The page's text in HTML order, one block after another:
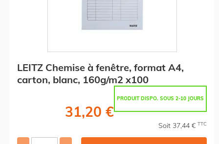
LEITZ Chemise à fenêtre, format A4,
carton, blanc, 160g/m2 x100
PRODUIT DISPO. SOUS 2-10 JOURS
31,20 €
Soit 37,44 € TTC